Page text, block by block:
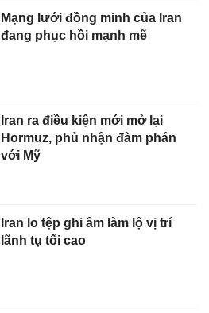
Mạng lưới đồng minh của Iran
đang phục hồi mạnh mẽ
Iran ra điều kiện mới mở lại
Hormuz, phủ nhận đàm phán
với Mỹ
Iran lo tệp ghi âm làm lộ vị trí
lãnh tụ tối cao